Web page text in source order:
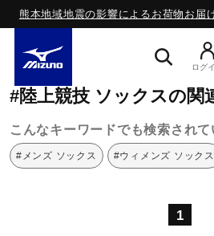
熊本地域地震の影響によるお荷物お届
ライフスタイルウエア
ログ
ミズノ公式オンライン
#陸上競技 ソックスの関
こんなキーワードでも検索されて
#メンズ ソックス #ウィメンズ ソックス
1